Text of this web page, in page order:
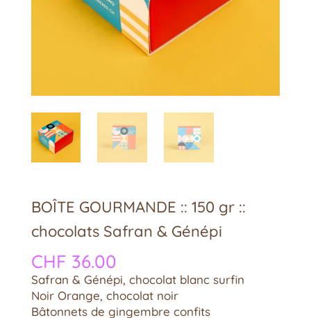
BOÎTE GOURMANDE :: 150 gr ::
chocolats Safran & Génépi
CHF 36.00
Safran & Génépi, chocolat blanc surfin
Noir Orange, chocolat noir
Bâtonnets de gingembre confits